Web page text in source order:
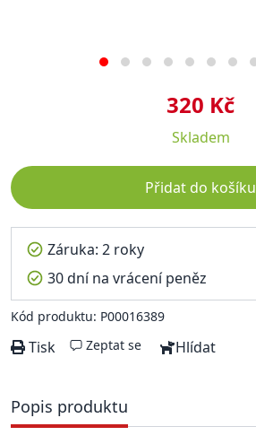
320 Kč
Skladem
Přidat do košíku
Záruka: 2 roky
30 dní na vrácení peněz
Kód produktu: P00016389
Tisk Zeptat se Hlídat
Popis produktu